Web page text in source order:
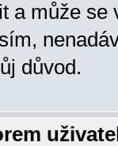
a může se
důvod.